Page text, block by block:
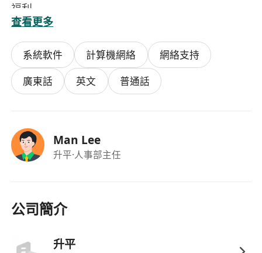
福利
提供具競爭力的薪酬待遇及年終獎金
享有帶薪年假、病假及其他法定假期
提供醫療保險計劃及定期健康檢查
支持員工持續進修與專業技能發展
設有靈活的工作時間安排及舒適的辦公環境
查看更多
系統軟件 計算機網絡
網絡支持
廣東話
英文 普通話
Man Lee
升平·人事部主任
公司簡介
升平